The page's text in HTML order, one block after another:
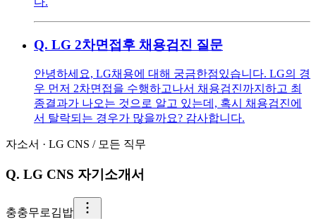
Q. LG 2차면접후 채용검진 질문
안녕하세요, LG채용에 대해 궁금한점있습니다. LG의 경
우 먼저 2차면접을 수행하고나서 채용검진까지하고 최
종결과가 나오는 것으로 알고 있는데, 혹시 채용검진에
서 탈락되는 경우가 많을까요? 감사합니다.
자소서 · LG CNS / 모든 직무
Q. LG CNS 자기소개서
충충무로김밥